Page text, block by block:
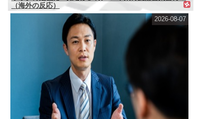
（海外の反応）
2026-08-07